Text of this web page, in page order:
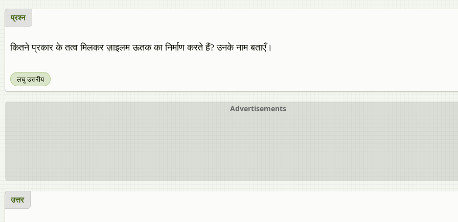
प्रश्न
कितने प्रकार के तत्व मिलकर ज़ाइलम ऊतक का निर्माण करते हैं? उनके नाम बताएँ।
लघु उत्तरीय
Advertisements
उत्तर